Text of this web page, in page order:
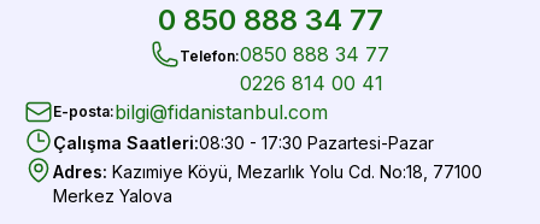
0 850 888 34 77
Telefon:0850 888 34 77
0226 814 00 41
E-posta:bilgi@fidanistanbul.com
Çalışma Saatleri:08:30 - 17:30 Pazartesi-Pazar
Adres: Kazımiye Köyü, Mezarlık Yolu Cd. No:18, 77100
Merkez Yalova